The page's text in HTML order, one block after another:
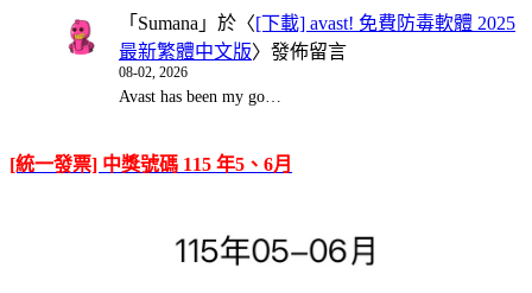
「 Sumana 」於〈[下載] avast! 免費防毒軟體 2025
最新繁體中文版〉發佈留言
08-02, 2026
Avast has been my go…
[統一發票] 中獎號碼 115 年5、6月